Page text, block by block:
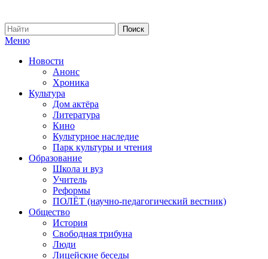
Меню
Новости
Анонс
Хроника
Культура
Дом актёра
Литература
Кино
Культурное наследие
Парк культуры и чтения
Образование
Школа и вуз
Учитель
Реформы
ПОЛЁТ (научно-педагогический вестник)
Общество
История
Свободная трибуна
Люди
Лицейские беседы